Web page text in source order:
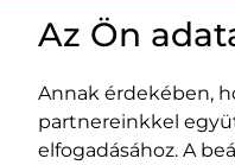
Az Ön
Annak érdekében,
partnereinkkel
elfogadásához. A